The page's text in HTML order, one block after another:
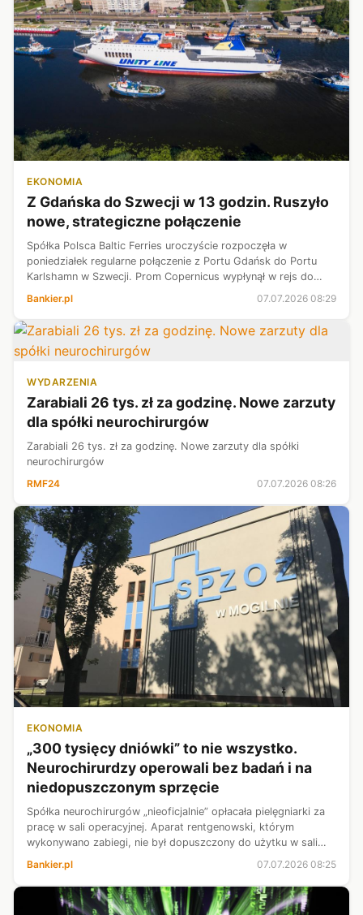
EKONOMIA
Z Gdańska do Szwecji w 13 godzin. Ruszyło
nowe, strategiczne połączenie
Spółka Polsca Baltic Ferries uroczyście rozpoczęła w
poniedziałek regularne połączenie z Portu Gdańsk do Portu
Karlshamn w Szwecji. Prom Copernicus wypłynął w rejs do
we wtorek około południa.
Bankier.pl 07.07.2026 08:29
WYDARZENIA
Zarabiali 26 tys. zł za godzinę. Nowe zarzuty
dla spółki neurochirurgów
Zarabiali 26 tys. zł za godzinę. Nowe zarzuty dla spółki
neurochirurgów
RMF24
07.07.2026 08:26
EKONOMIA
„300 tysięcy dniówki” to nie wszystko.
Neurochirurdzy operowali bez badań i na
niedopuszczonym sprzęcie
Spółka neurochirurgów „nieoficjalnie” opłacała pielęgniarki za
pracę w sali operacyjnej. Aparat rentgenowski, którym
wykonywano zabiegi, nie był dopuszczony do użytku w sali
kontynuując temat n...
Bankier.pl 07.07.2026 08:25